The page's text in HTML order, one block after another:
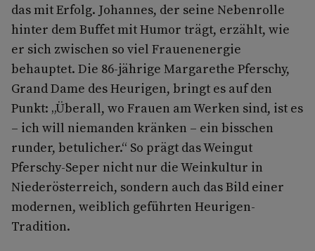
das mit Erfolg. Johannes, der seine Nebenrolle
hinter dem Buffet mit Humor trägt, erzählt, wie
er sich zwischen so viel Frauenenergie
behauptet. Die 86-jährige Margarethe Pferschy,
Grand Dame des Heurigen, bringt es auf den
Punkt: „Überall, wo Frauen am Werken sind, ist es
– ich will niemanden kränken – ein bisschen
runder, betulicher.“ So prägt das Weingut
Pferschy-Seper nicht nur die Weinkultur in
Niederösterreich, sondern auch das Bild einer
modernen, weiblich geführten Heurigen-
Tradition.